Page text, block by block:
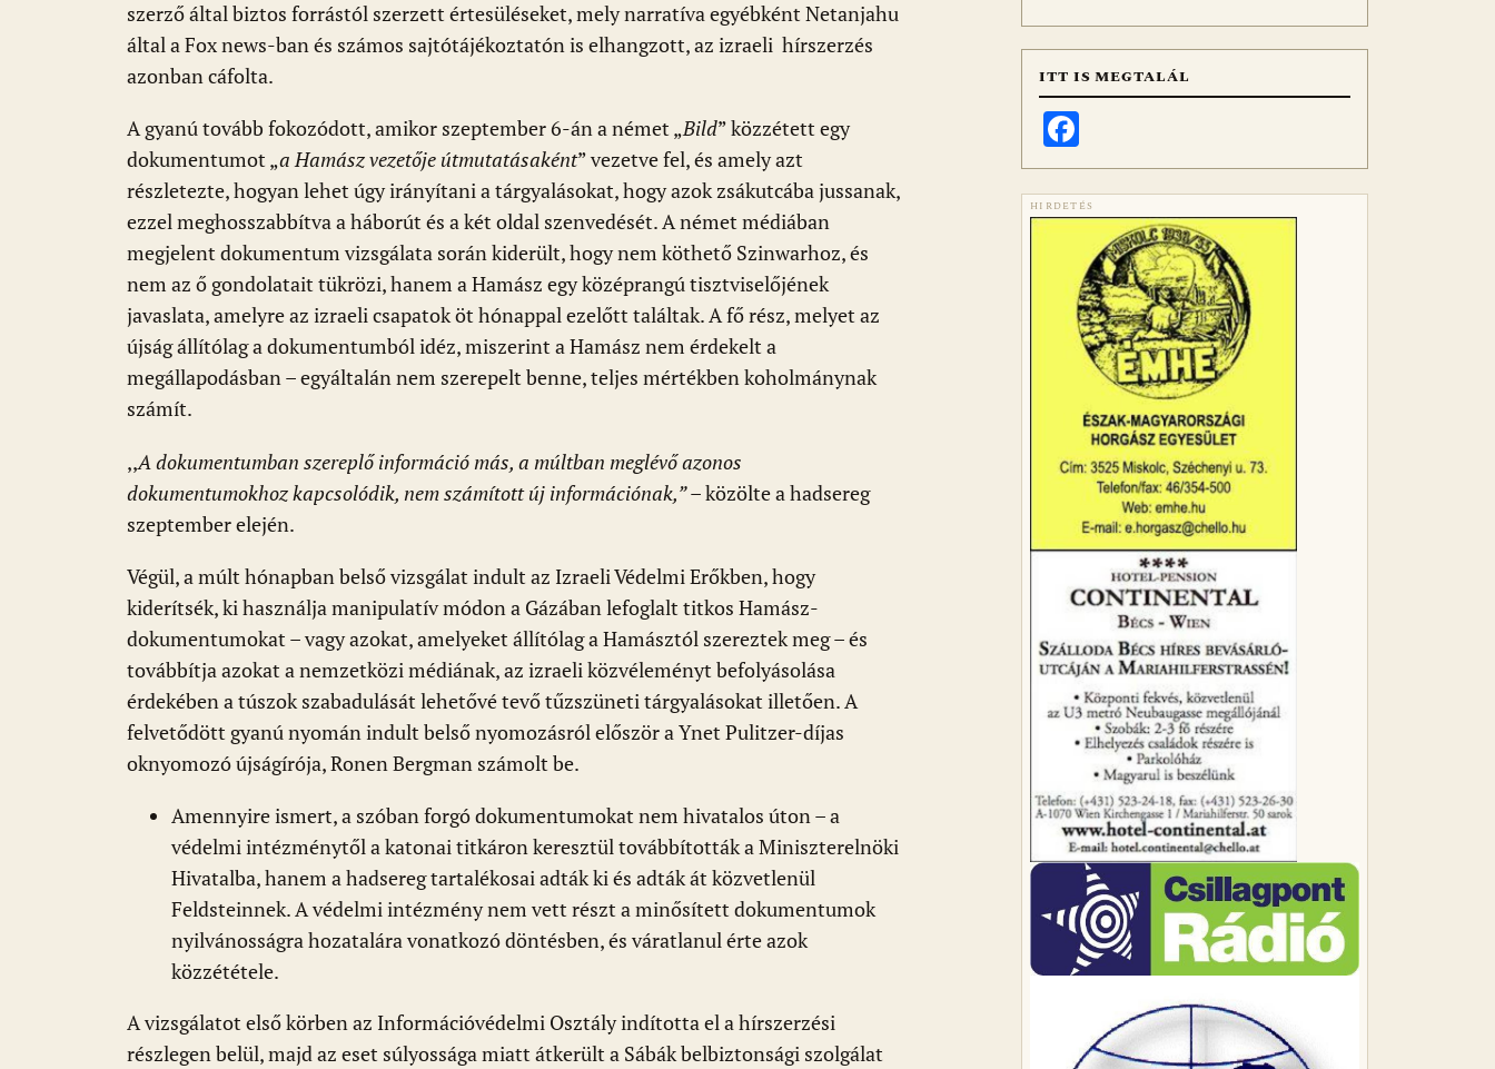
szerző által biztos forrástól szerzett értesüléseket, mely narratíva egyébként Netanjahu
által a Fox news-ban és számos sajtótájékoztatón is elhangzott, az izraeli hírszerzés
azonban cáfolta.
A gyanú tovább fokozódott, amikor szeptember 6-án a német „Bild” közzétett egy
dokumentumot „a Hamász vezetője útmutatásaként” vezetve fel, és amely azt
részletezte, hogyan lehet úgy irányítani a tárgyalásokat, hogy azok zsákutcába jussanak,
ezzel meghosszabbítva a háborút és a két oldal szenvedését. A német médiában
megjelent dokumentum vizsgálata során kiderült, hogy nem köthető Szinwarhoz, és
nem az ő gondolatait tükrözi, hanem a Hamász egy középrangú tisztviselőjének
javaslata, amelyre az izraeli csapatok öt hónappal ezelőtt találtak. A fő rész, melyet az
újság állítólag a dokumentumból idéz, miszerint a Hamász nem érdekelt a
megállapodásban – egyáltalán nem szerepelt benne, teljes mértékben koholmánynak
számít.
,,A dokumentumban szereplő információ más, a múltban meglévő azonos
dokumentumokhoz kapcsolódik, nem számított új információnak,”– közölte a hadsereg
szeptember elején.
Végül, a múlt hónapban belső vizsgálat indult az Izraeli Védelmi Erőkben, hogy
kiderítsék, ki használja manipulatív módon a Gázában lefoglalt titkos Hamász-
dokumentumokat – vagy azokat, amelyeket állítólag a Hamásztól szereztek meg – és
továbbítja azokat a nemzetközi médiának, az izraeli közvéleményt befolyásolása
érdekében a túszok szabadulását lehetővé tevő tűzszüneti tárgyalásokat illetően. A
felvetődött gyanú nyomán indult belső nyomozásról először a Ynet Pulitzer-díjas
oknyomozó újságírója, Ronen Bergman számolt be.
Amennyire ismert, a szóban forgó dokumentumokat nem hivatalos úton – a
védelmi intézménytől a katonai titkáron keresztül továbbították a Miniszterelnöki
Hivatalba, hanem a hadsereg tartalékosai adták ki és adták át közvetlenül
Feldsteinnek. A védelmi intézmény nem vett részt a minősített dokumentumok
nyilvánosságra hozatalára vonatkozó döntésben, és váratlanul érte azok
közzététele.
A vizsgálatot első körben az Információvédelmi Osztály indította el a hírszerzési
részlegen belül, majd az eset súlyossága miatt átkerült a Sábák belbiztonsági szolgálat
ITT IS MEGTALÁL
HIRDETÉS